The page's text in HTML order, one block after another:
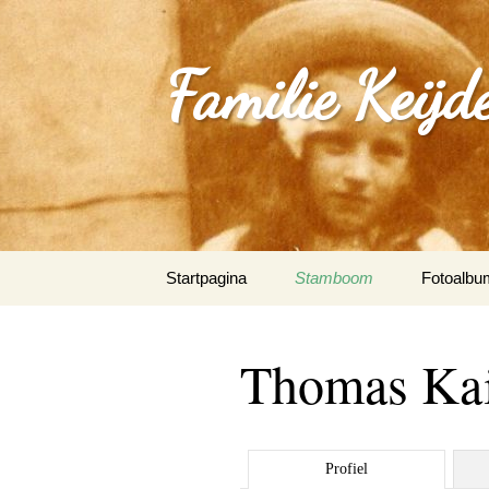
Familie
naar
Startpagina Stamboom
0_Joep
Thomas
Profiel